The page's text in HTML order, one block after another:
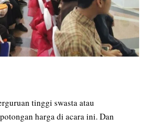
tinggi swasta atau
harga di acara ini. Dan